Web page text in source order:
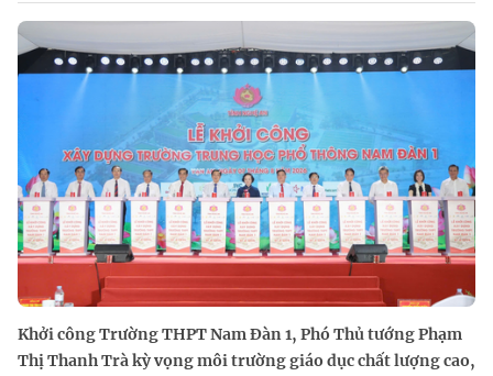
Khởi công Trường THPT Nam Đàn 1, Phó Thủ tướng Phạm
Thị Thanh Trà kỳ vọng môi trường giáo dục chất lượng cao,